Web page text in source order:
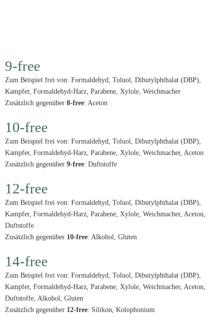
9-free
Zum Beispiel frei von: Formaldehyd, Toluol, Dibutylphthalat (DBP),
Kampfer, Formaldehyd-Harz, Parabene, Xylole, Weichmacher
Zusätzlich gegenüber 8-free: Aceton
10-free
Zum Beispiel frei von: Formaldehyd, Toluol, Dibutylphthalat (DBP),
Kampfer, Formaldehyd-Harz, Parabene, Xylole, Weichmacher, Aceton
Zusätzlich gegenüber 9-free: Duftstoffe
12-free
Zum Beispiel frei von: Formaldehyd, Toluol, Dibutylphthalat (DBP),
Kampfer, Formaldehyd-Harz, Parabene, Xylole, Weichmacher, Aceton,
Duftstoffe
Zusätzlich gegenüber 10-free: Alkohol, Gluten
14-free
Zum Beispiel frei von: Formaldehyd, Toluol, Dibutylphthalat (DBP),
Kampfer, Formaldehyd-Harz, Parabene, Xylole, Weichmacher, Aceton,
Duftstoffe, Alkohol, Gluten
Zusätzlich gegenüber 12-free: Silikon, Kolophonium